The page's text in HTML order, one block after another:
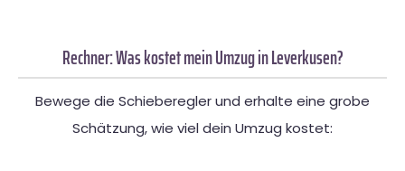
Rechner: Was kostet mein Umzug in Leverkusen?
Bewege die Schieberegler und erhalte eine grobe
Schätzung, wie viel dein Umzug kostet: